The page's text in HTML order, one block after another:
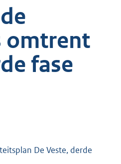
omtrent
fase
De Veste, derde